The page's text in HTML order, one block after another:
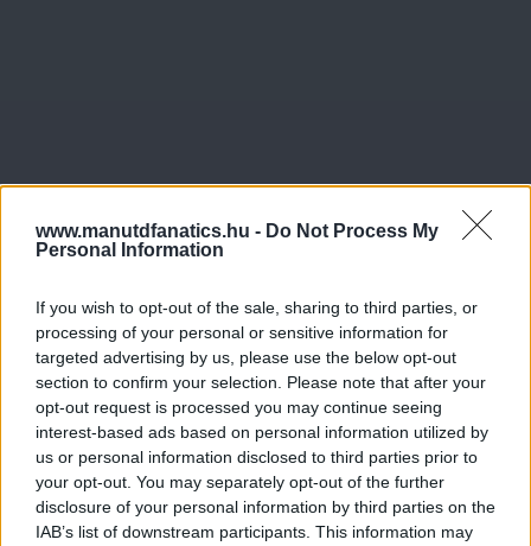
www.manutdfanatics.hu - Do Not Process My
Personal Information
If you wish to opt-out of the sale, sharing to third parties, or
processing of your personal or sensitive information for
targeted advertising by us, please use the below opt-out
section to confirm your selection. Please note that after your
opt-out request is processed you may continue seeing
interest-based ads based on personal information utilized by
us or personal information disclosed to third parties prior to
your opt-out. You may separately opt-out of the further
disclosure of your personal information by third parties on the
IAB’s list of downstream participants. This information may